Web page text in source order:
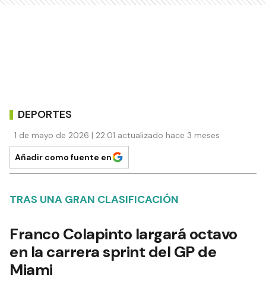
DEPORTES
1 de mayo de 2026 | 22:01 actualizado hace 3 meses
Añadir como fuente en
TRAS UNA GRAN CLASIFICACIÓN
Franco Colapinto largará octavo
en la carrera sprint del GP de
Miami